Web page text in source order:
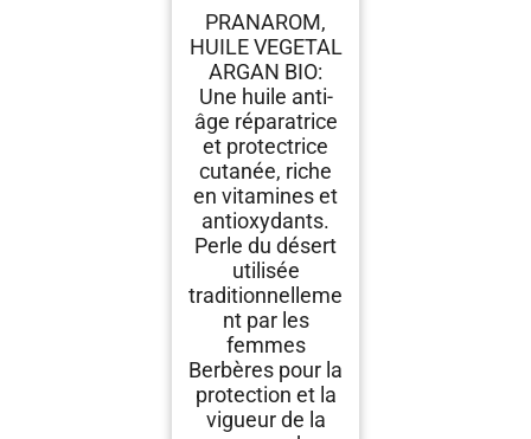
PRANAROM,
HUILE VEGETAL
ARGAN BIO:
Une huile anti-
âge réparatrice
et protectrice
cutanée, riche
en vitamines et
antioxydants.
Perle du désert
utilisée
traditionnelleme
nt par les
femmes
Berbères pour la
protection et la
vigueur de la